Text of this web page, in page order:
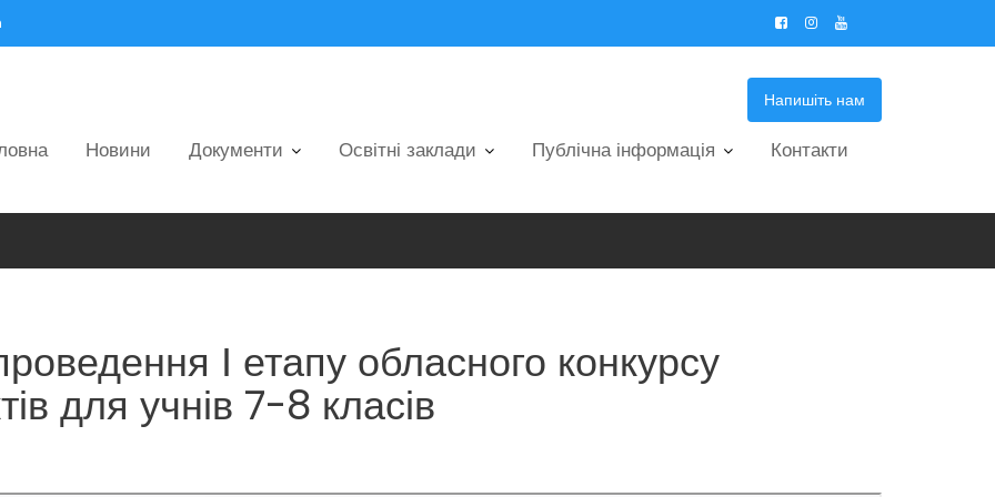
Напишіть нам
Новини Документи Освітні заклади Публічна інформація Контакти
І етапу обласного конкурсу
для учнів 7-8 класів